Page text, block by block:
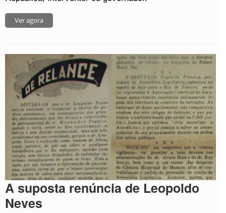
Ver agora
A suposta renúncia de Leopoldo
Neves